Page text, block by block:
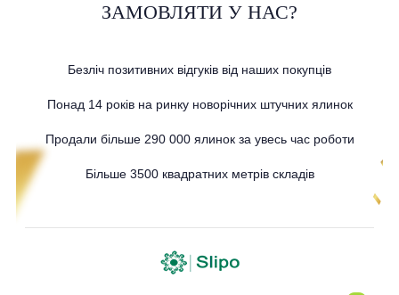
ЗАМОВЛЯТИ У НАС?
Безліч позитивних відгуків від наших покупців
Понад 14 років на ринку новорічних штучних ялинок
Продали більше 290 000 ялинок за увесь час роботи
Більше 3500 квадратних метрів складів